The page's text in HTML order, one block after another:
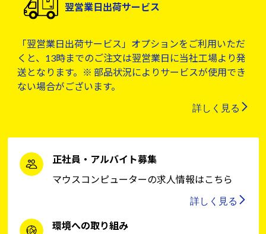
翌営業日出荷サービス
「翌営業日出荷サービス」オプションをご利用いただ
くと、13時までのご注文は翌営業日に当社工場より発
送となります。※ 部品状況によりサービスが使用でき
ない場合がございます。
詳しく見る
正社員・アルバイト募集
マウスコンピューターの求人情報はこちら
詳しく見る
環境への取り組み